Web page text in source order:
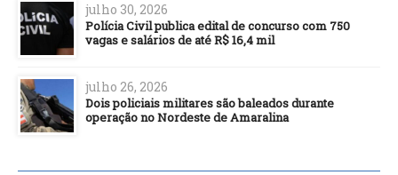
julho 30, 2026
Polícia Civil publica edital de concurso com 750
vagas e salários de até R$ 16,4 mil
julho 26, 2026
Dois policiais militares são baleados durante
operação no Nordeste de Amaralina